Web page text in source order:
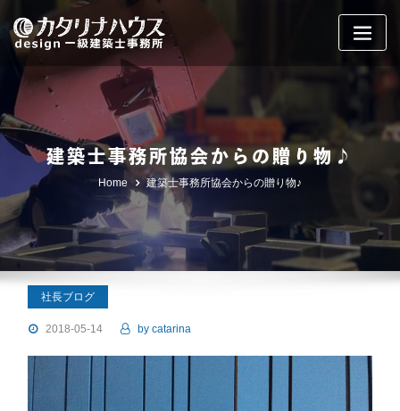
content
建築士事務所協会からの贈り物♪
Home 建築士事務所協会からの贈り物♪
社長ブログ
2018-05-14 by catarina